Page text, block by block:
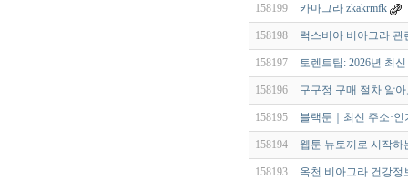
158199 카마그라 zkakrmfk
158198 럭스비아 비아그라
158197 토렌트팁: 2026년 최
158196 구구정 구매 절차 알
158195 블랙툰｜최신 주소·
158194 웹툰 뉴토끼로 시작
158193 옥천 비아그라 건강정